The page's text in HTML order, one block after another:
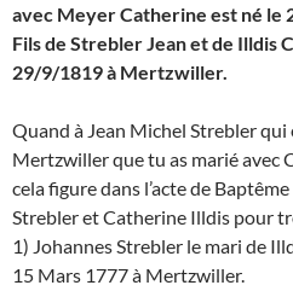
avec Meyer Catherine est né
Fils de Strebler Jean et de Illdis
29/9/1819 à Mertzwiller.
Quand à Jean Michel Strebler
Mertzwiller que tu as marié avec
cela figure dans l’acte de Baptême
Strebler et Catherine Illdis pour
1) Johannes Strebler le mari de
15 Mars 1777 à Mertzwiller.